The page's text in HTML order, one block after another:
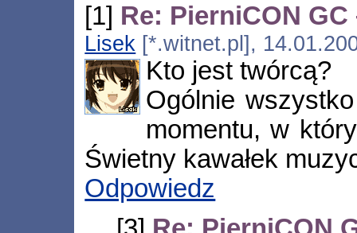
[1] Re: PierniCON
Lisek [*.witnet.pl],
Kto jest twórcą?
Ogólnie
momentu, w
Świetny kawałek
Odpowiedz